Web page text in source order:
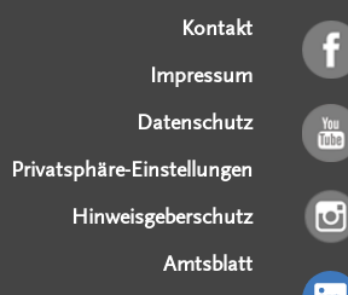
Kontakt
Impressum
Datenschutz
Privatsphäre-Einstellungen
Hinweisgeberschutz
Amtsblatt